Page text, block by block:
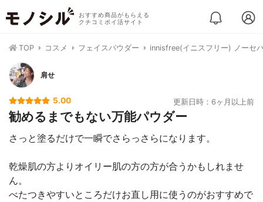
おすすめ商品がもらえる
クチコミポイ活サイト
TOP コスメ フェイスパウダー innisfree(イニスフリー) ノーセ
肩せ
5.00 更新日時：6ヶ月以上前
勧めるまでもない万能パウダー
さっと塗るだけで一瞬でさらっさらになります。
乾燥肌の方よりオイリー肌の方の方が合うかもしれませ
ん。
べたつきやすいところだけお直し用に使うのがおすすめで